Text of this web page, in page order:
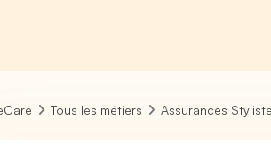
Tous les métiers Assurances Styliste